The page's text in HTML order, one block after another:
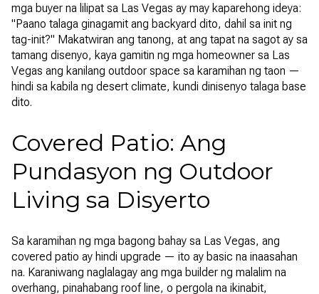
mga buyer na lilipat sa Las Vegas ay may kaparehong ideya:
"Paano talaga ginagamit ang backyard dito, dahil sa init ng
tag-init?" Makatwiran ang tanong, at ang tapat na sagot ay sa
tamang disenyo, kaya gamitin ng mga homeowner sa Las
Vegas ang kanilang outdoor space sa karamihan ng taon —
hindi sa kabila ng desert climate, kundi dinisenyo talaga base
dito.
Covered Patio: Ang
Pundasyon ng Outdoor
Living sa Disyerto
Sa karamihan ng mga bagong bahay sa Las Vegas, ang
covered patio ay hindi upgrade — ito ay basic na inaasahan
na. Karaniwang naglalagay ang mga builder ng malalim na
overhang, pinahabang roof line, o pergola na ikinabit,